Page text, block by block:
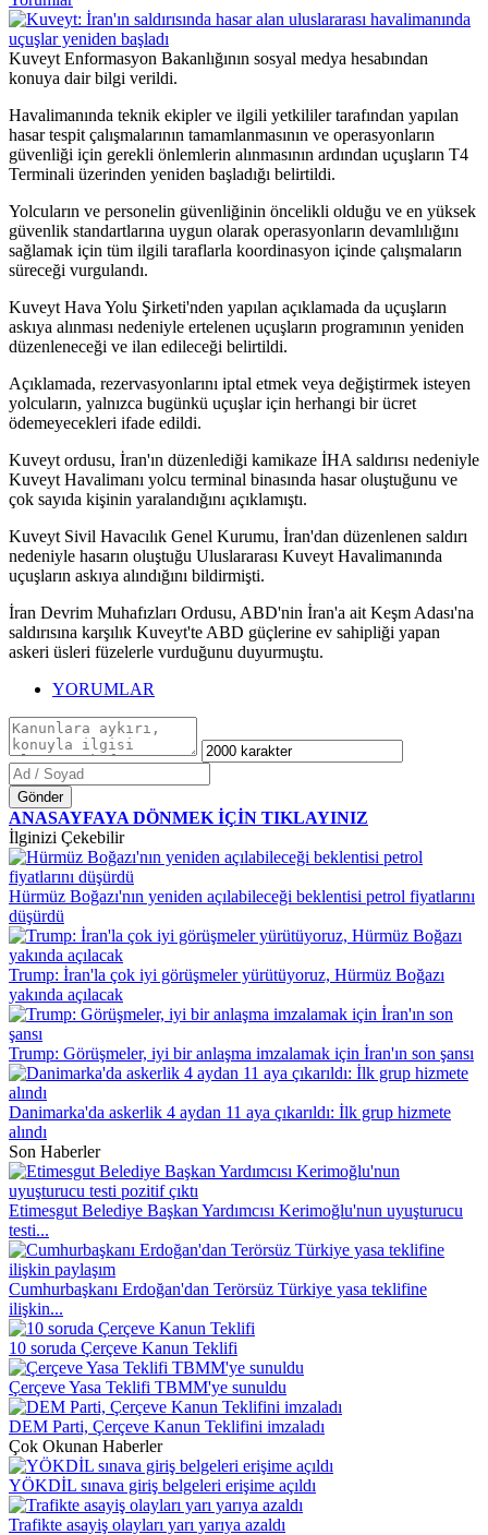
Kuveyt Enformasyon Bakanlığının sosyal medya hesabından
konuya dair bilgi verildi.
Havalimanında teknik ekipler ve ilgili yetkililer tarafından yapılan
hasar tespit çalışmalarının tamamlanmasının ve operasyonların
güvenliği için gerekli önlemlerin alınmasının ardından uçuşların T4
Terminali üzerinden yeniden başladığı belirtildi.
Yolcuların ve personelin güvenliğinin öncelikli olduğu ve en yüksek
güvenlik standartlarına uygun olarak operasyonların devamlılığını
sağlamak için tüm ilgili taraflarla koordinasyon içinde çalışmaların
süreceği vurgulandı.
Kuveyt Hava Yolu Şirketi'nden yapılan açıklamada da uçuşların
askıya alınması nedeniyle ertelenen uçuşların programının yeniden
düzenleneceği ve ilan edileceği belirtildi.
Açıklamada, rezervasyonlarını iptal etmek veya değiştirmek isteyen
yolcuların, yalnızca bugünkü uçuşlar için herhangi bir ücret
ödemeyecekleri ifade edildi.
Kuveyt ordusu, İran'ın düzenlediği kamikaze İHA saldırısı nedeniyle
Kuveyt Havalimanı yolcu terminal binasında hasar oluştuğunu ve
çok sayıda kişinin yaralandığını açıklamıştı.
Kuveyt Sivil Havacılık Genel Kurumu, İran'dan düzenlenen saldırı
nedeniyle hasarın oluştuğu Uluslararası Kuveyt Havalimanında
uçuşların askıya alındığını bildirmişti.
İran Devrim Muhafızları Ordusu, ABD'nin İran'a ait Keşm Adası'na
saldırısına karşılık Kuveyt'te ABD güçlerine ev sahipliği yapan
askeri üsleri füzelerle vurduğunu duyurmuştu.
YORUMLAR
Gönder
ANASAYFAYA DÖNMEK İÇİN TIKLAYINIZ
İlginizi Çekebilir
Hürmüz Boğazı'nın yeniden açılabileceği beklentisi petrol fiyatlarını
düşürdü
Trump: İran'la çok iyi görüşmeler yürütüyoruz, Hürmüz Boğazı
yakında açılacak
Trump: Görüşmeler, iyi bir anlaşma imzalamak için İran'ın son şansı
Danimarka'da askerlik 4 aydan 11 aya çıkarıldı: İlk grup hizmete
alındı
Son Haberler
Etimesgut Belediye Başkan Yardımcısı Kerimoğlu'nun uyuşturucu
testi...
Cumhurbaşkanı Erdoğan'dan Terörsüz Türkiye yasa teklifine
ilişkin...
10 soruda Çerçeve Kanun Teklifi
Çerçeve Yasa Teklifi TBMM'ye sunuldu
DEM Parti, Çerçeve Kanun Teklifini imzaladı
Çok Okunan Haberler
YÖKDİL sınava giriş belgeleri erişime açıldı
Trafikte asayiş olayları yarı yarıya azaldı